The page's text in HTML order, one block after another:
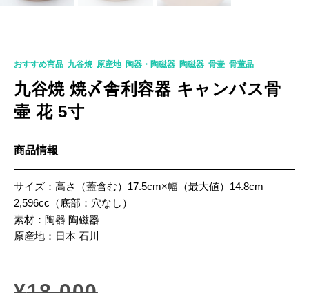
おすすめ商品 九谷焼, 原産地, 陶器・陶磁器 陶磁器 骨壷 骨董品
九谷焼 焼〆舎利容器 キャンバス骨
壷 花 5寸
商品情報
サイズ：高さ（蓋含む）17.5cm×幅（最大値）14.8cm
2,596cc（底部：穴なし）
素材：陶器 陶磁器
原産地：日本 石川